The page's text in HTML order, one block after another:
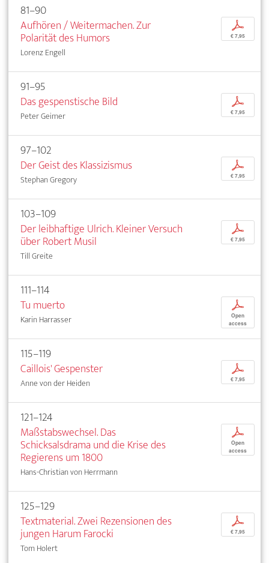
81–90
Aufhören / Weitermachen. Zur
Polarität des Humors
Lorenz Engell
p
€ 7,95
91–95
Das gespenstische Bild
Peter Geimer
p
€ 7,95
97–102
Der Geist des Klassizismus
Stephan Gregory
p
€ 7,95
103–109
Der leibhaftige Ulrich. Kleiner Versuch
über Robert Musil
Till Greite
p
€ 7,95
111–114
Tu muerto
Karin Harrasser
p
Open
access
115–119
Caillois' Gespenster
Anne von der Heiden
p
€ 7,95
121–124
Maßstabswechsel. Das
Schicksalsdrama und die Krise des
Regierens um 1800
Hans-Christian von Herrmann
p
Open
access
125–129
Textmaterial. Zwei Rezensionen des
jungen Harum Farocki
Tom Holert
p
€ 7,95